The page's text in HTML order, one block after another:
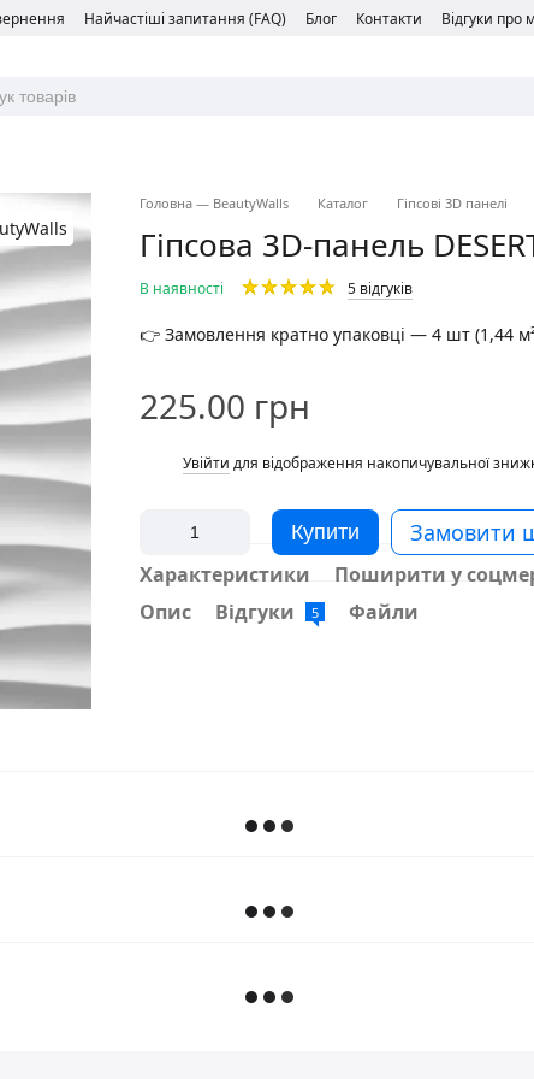
Найчастіші запитання (FAQ) Блог Контакти Відгуки про
Головна — BeautyWalls Каталог Гіпсові 3D панелі
Гіпсова 3D-панель
В наявності 5 відгуків
👉 Замовлення кратно упаковці — 4 шт (1,44
225.00 грн
Увійти для відображення накопичувальної
Купити Замовити
Характеристики Поширити у
Опис
Відгуки 5 Файли